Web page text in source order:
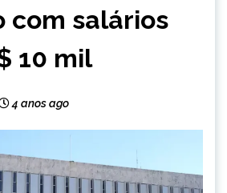
com salários
10 mil
4 anos ago